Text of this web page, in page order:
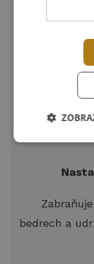
Kopíruje
bedrech a